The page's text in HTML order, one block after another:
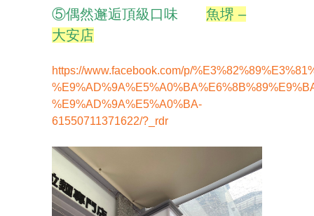
⑤偶然邂逅頂級口味 魚堺 –
大安店
https://www.facebook.com/p/
%E9%AD%9A%E5%A0%BA-
61550711371622/?_rdr